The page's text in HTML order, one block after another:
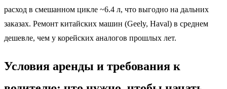
расход в смешанном цикле ~6.4 л, что выгодно на дальних
заказах. Ремонт китайских машин (Geely, Haval) в среднем
дешевле, чем у корейских аналогов прошлых лет.
Условия аренды и требования к